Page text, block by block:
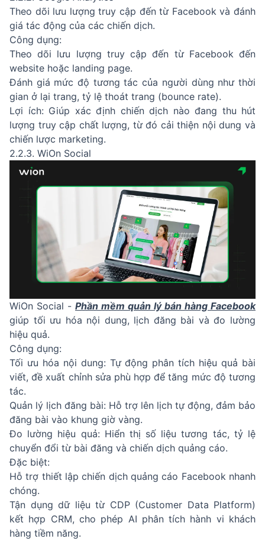
Theo dõi lưu lượng truy cập đến từ Facebook và đánh
giá tác động của các chiến dịch.
Công dụng:
Theo dõi lưu lượng truy cập đến từ Facebook đến
website hoặc landing page.
Đánh giá mức độ tương tác của người dùng như thời
gian ở lại trang, tỷ lệ thoát trang (bounce rate).
Lợi ích: Giúp xác định chiến dịch nào đang thu hút
lượng truy cập chất lượng, từ đó cải thiện nội dung và
chiến lược marketing.
2.2.3. WiOn Social
WiOn Social - Phần mềm quản lý bán hàng Facebook
giúp tối ưu hóa nội dung, lịch đăng bài và đo lường
hiệu quả.
Công dụng:
Tối ưu hóa nội dung: Tự động phân tích hiệu quả bài
viết, đề xuất chỉnh sửa phù hợp để tăng mức độ tương
tác.
Quản lý lịch đăng bài: Hỗ trợ lên lịch tự động, đảm bảo
đăng bài vào khung giờ vàng.
Đo lường hiệu quả: Hiển thị số liệu tương tác, tỷ lệ
chuyển đổi từ bài đăng và chiến dịch quảng cáo.
Đặc biệt:
Hỗ trợ thiết lập chiến dịch quảng cáo Facebook nhanh
chóng.
Tận dụng dữ liệu từ CDP (Customer Data Platform)
kết hợp CRM, cho phép AI phân tích hành vi khách
hàng tiềm năng.